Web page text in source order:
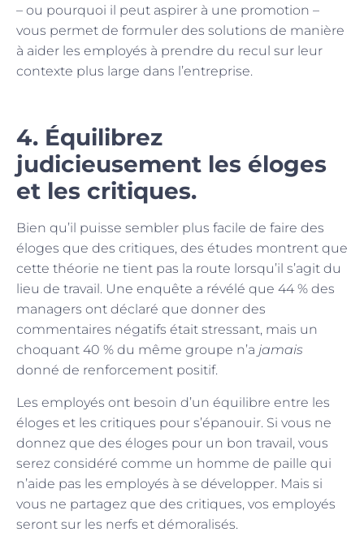
– ou pourquoi il peut aspirer à une promotion –
vous permet de formuler des solutions de manière
à aider les employés à prendre du recul sur leur
contexte plus large dans l’entreprise.
4. Équilibrez
judicieusement les éloges
et les critiques.
Bien qu’il puisse sembler plus facile de faire des
éloges que des critiques, des études montrent que
cette théorie ne tient pas la route lorsqu’il s’agit du
lieu de travail. Une enquête a révélé que 44 % des
managers ont déclaré que donner des
commentaires négatifs était stressant, mais un
choquant 40 % du même groupe n’a jamais
donné de renforcement positif.
Les employés ont besoin d’un équilibre entre les
éloges et les critiques pour s’épanouir. Si vous ne
donnez que des éloges pour un bon travail, vous
serez considéré comme un homme de paille qui
n’aide pas les employés à se développer. Mais si
vous ne partagez que des critiques, vos employés
seront sur les nerfs et démoralisés.